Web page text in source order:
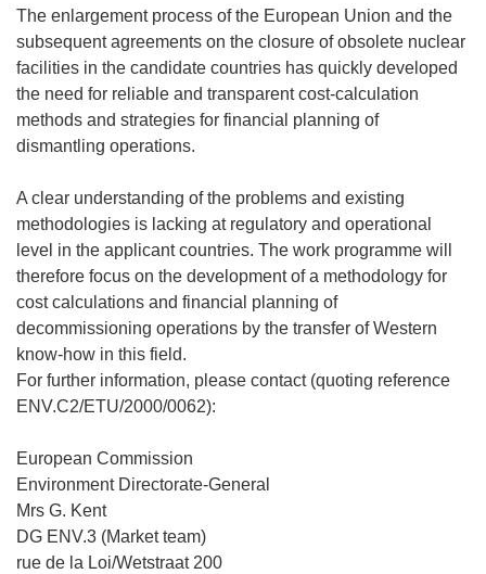
The enlargement process of the European Union and the
subsequent agreements on the closure of obsolete nuclear
facilities in the candidate countries has quickly developed
the need for reliable and transparent cost-calculation
methods and strategies for financial planning of
dismantling operations.
A clear understanding of the problems and existing
methodologies is lacking at regulatory and operational
level in the applicant countries. The work programme will
therefore focus on the development of a methodology for
cost calculations and financial planning of
decommissioning operations by the transfer of Western
know-how in this field.
For further information, please contact (quoting reference
ENV.C2/ETU/2000/0062):
European Commission
Environment Directorate-General
Mrs G. Kent
DG ENV.3 (Market team)
rue de la Loi/Wetstraat 200